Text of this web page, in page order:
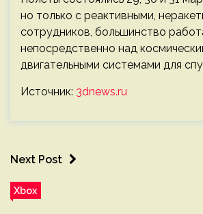
но только с реактивными,
сотрудников, большинство
непосредственно над
двигательными системами для
Источник: 3dnews.ru
Next Post
Xbox